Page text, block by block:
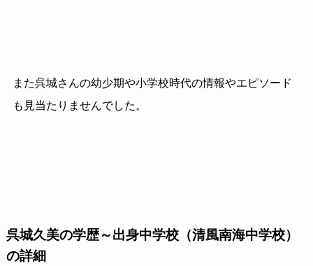
また呉城さんの幼少期や小学校時代の情報やエピソード
も見当たりませんでした。
呉城久美の学歴～出身中学校（清風南海中学校）
の詳細